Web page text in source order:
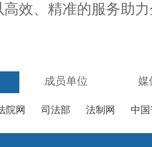
效、精准的服务助
成员单位 媒
院网 司法部 法制网 中